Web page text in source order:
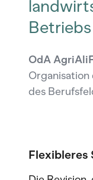
OdA
des
Flexibleres